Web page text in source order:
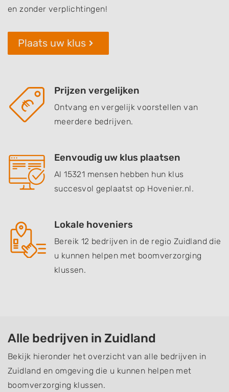
en zonder verplichtingen!
Plaats uw klus
Prijzen vergelijken
Ontvang en vergelijk voorstellen van
meerdere bedrijven.
Eenvoudig uw klus plaatsen
Al 15321 mensen hebben hun klus
succesvol geplaatst op Hovenier.nl.
Lokale hoveniers
Bereik 12 bedrijven in de regio Zuidland die
u kunnen helpen met boomverzorging
klussen.
Alle bedrijven in Zuidland
Bekijk hieronder het overzicht van alle bedrijven in
Zuidland en omgeving die u kunnen helpen met
boomverzorging klussen.